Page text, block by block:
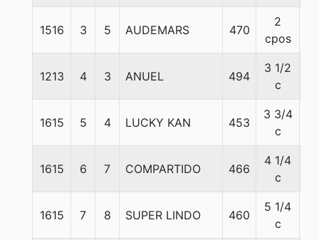
1516 3 5 AUDEMARS 470
2
cpos
1213 4 3 ANUEL 494
3 1/2
c
1615 5 4 LUCKY KAN 453
3 3/4
c
1615 6 7 COMPARTIDO 466
4 1/4
c
1615 7 8 SUPER LINDO 460
5 1/4
c